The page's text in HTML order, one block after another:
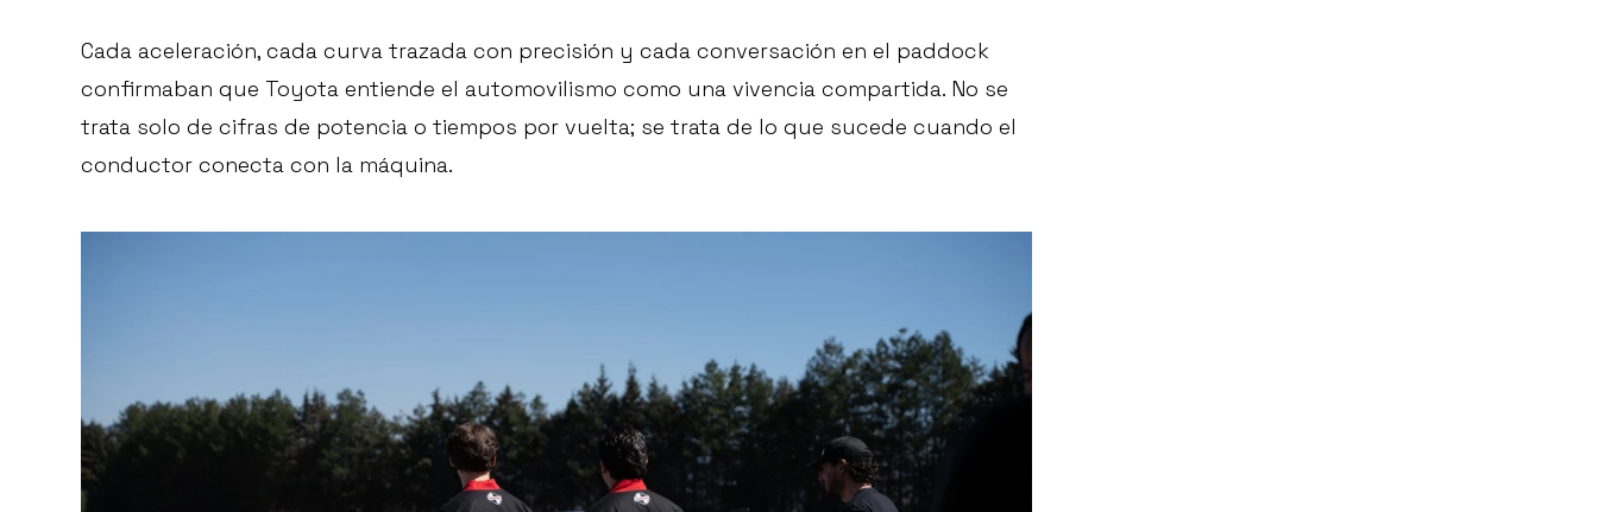
Cada aceleración, cada curva trazada con precisión y cada conversación en el paddock
confirmaban que Toyota entiende el automovilismo como una vivencia compartida. No se
trata solo de cifras de potencia o tiempos por vuelta; se trata de lo que sucede cuando el
conductor conecta con la máquina.